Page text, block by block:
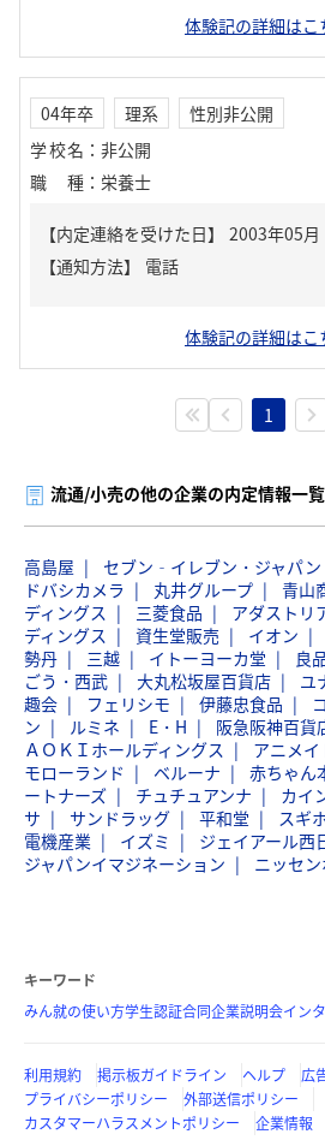
体験記の詳細はこ
04年卒 理系
性別非公開
学校名 ： 非公開
職種 ： 栄養士
【内定連絡を受けた日】
2003年05月
【通知方法】
電話
体験記の詳細はこ
1
流通/小売の他の企業の内定情報一
高島屋 セブン‐イレブン・ジャパン
ドバシカメラ
丸井グループ 青山
ディングス
三菱食品 アダストリ
ディングス
資生堂販売 イオン
勢丹
三越 イトーヨーカ堂 良
ごう・西武
大丸松坂屋百貨店 ユ
趣会
フェリシモ 伊藤忠食品
ン
ルミネ E・H 阪急阪神百貨
ＡＯＫＩホールディングス
アニメイ
モローランド
ベルーナ 赤ちゃん
ートナーズ
チュチュアンナ カイ
サ
サンドラッグ 平和堂 スギ
電機産業
イズミ ジェイアール西
ジャパンイマジネーション
ニッセ
キーワード
みん就の使い方学生認証合同企業説明会イン
利用規約 掲示板ガイドライン ヘルプ 広
プライバシーポリシー
外部送信ポリシー
カスタマーハラスメントポリシー
企業情報